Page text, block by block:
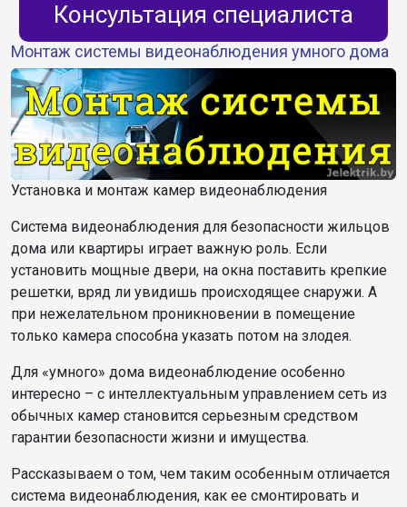
Консультация специалиста
Монтаж системы видеонаблюдения умного дома
Установка и монтаж камер видеонаблюдения
Система видеонаблюдения для безопасности жильцов
дома или квартиры играет важную роль. Если
установить мощные двери, на окна поставить крепкие
решетки, вряд ли увидишь происходящее снаружи. А
при нежелательном проникновении в помещение
только камера способна указать потом на злодея.
Для «умного» дома видеонаблюдение особенно
интересно – с интеллектуальным управлением сеть из
обычных камер становится серьезным средством
гарантии безопасности жизни и имущества.
Рассказываем о том, чем таким особенным отличается
система видеонаблюдения, как ее смонтировать и